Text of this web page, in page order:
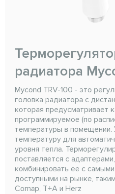
радиатора
Mycond TRV-100 - это
головка радиатора с
которая предусматривает
программируемое (по
температуры в помещении.
температуру для
уровня тепла.
поставляется с
комбинировать ее с
доступными на рынке,
Comap, T+A и Herz